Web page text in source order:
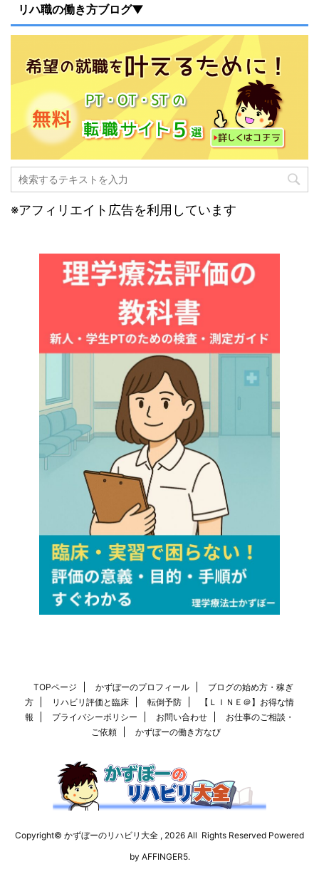
リハ職の働き方ブログ▼
※アフィリエイト広告を利用しています
TOPページ かずぼーのプロフィール
ブログの始め方・稼ぎ
方
リハビリ評価と臨床 転倒予防
【ＬＩＮＥ＠】お得な情
報
プライバシーポリシー お問い合わせ
お仕事のご相談・
ご依頼
かずぼーの働き方なび
Copyright© かずぼーのリハビリ大全 , 2026 All Rights Reserved Powered
by AFFINGER5.